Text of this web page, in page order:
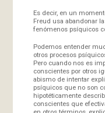
Es decir, en un
Freud usa abandonar
fenómenos psíquicos
Podemos entender
otros procesos
Pero cuando nos es
conscientes por otros
abismo de intentar
psíquicos que no son
hipotéticamente
conscientes que